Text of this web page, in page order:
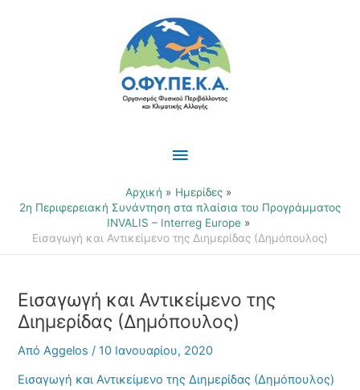
Κύριο
Μενού
Αρχική
Ημερίδες
2η Περιφερειακή Συνάντηση στα πλαίσια του Προγράμματος
INVALIS – Interreg Europe
Εισαγωγή και Αντικείμενο της Διημερίδας (Δημόπουλος)
Εισαγωγή και Αντικείμενο της
Διημερίδας (Δημόπουλος)
ΑπόAggelos/10 Ιανουαρίου, 2020
Εισαγωγή και Αντικείμενο της Διημερίδας (Δημόπουλος)